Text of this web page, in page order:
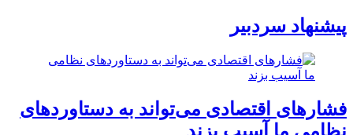
پیشنهاد سردبیر
فشارهای اقتصادی می‌تواند به دستاوردهای